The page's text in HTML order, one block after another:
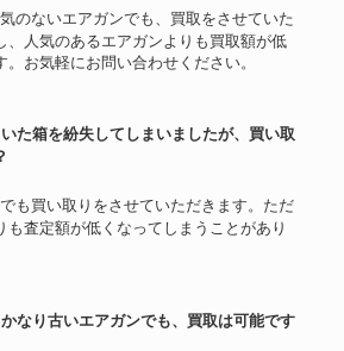
M200 フルリアル刻
印
87,249円
ブローバック ガスガン 97,800円
トレポン M4A1 Super
アーコッキングガン
レポン TW5-A4 61,800円
リー付 BCMライフル インフィ
138,300円
、人気のあるエアガンよりも買取額が低
。お気軽にお問い合わせください。
も査定額が低くなってしまうことがあり